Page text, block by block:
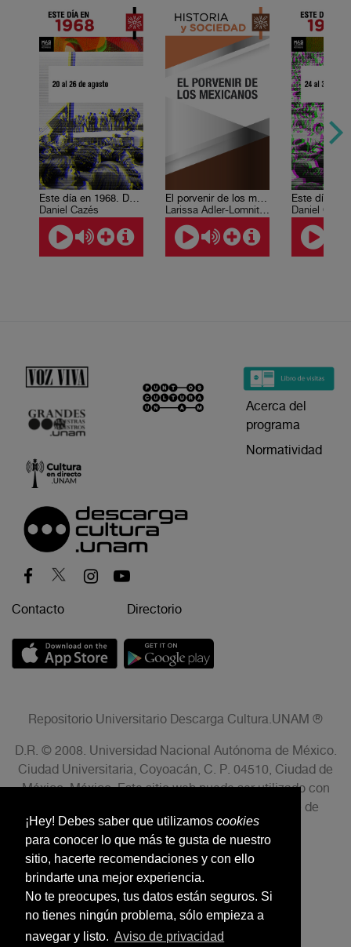
¡Hey! Debes saber que utilizamos cookies
para conocer lo que más te gusta de nuestro
sitio, hacerte recomendaciones y con ello
brindarte una mejor experiencia.
No te preocupes, tus datos están seguros. Si
no tienes ningún problema, sólo empieza a
navegar y listo. Aviso de privacidad
Este día en 1968. Del 20 al 26 de agosto.
Daniel Cazés
El porvenir de los mexicanos
Larissa Adler-Lomnitz et al
Daniel Cazés
Acerca del
programa
Normatividad
Contacto Directorio
Repositorio Universitario Descarga Cultura.UNAM ®
D.R. © 2008. Universidad Nacional Autónoma de México.
Ciudad Universitaria, Coyoacán, C. P. 04510, Ciudad de
México, México. Este sitio web puede ser utilizado con
fines no lucrativos siempre que se cite la fuente de
conformidad con el AVISO LEGAL.